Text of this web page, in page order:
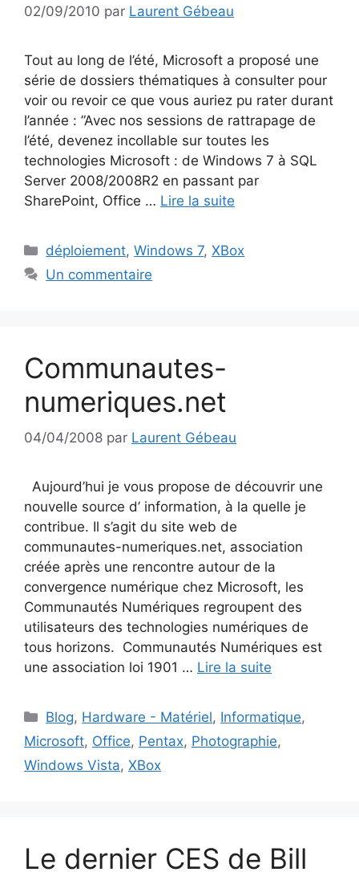
02/09/2010 par Laurent Gébeau
Tout au long de l’été, Microsoft a proposé une
série de dossiers thématiques à consulter pour
voir ou revoir ce que vous auriez pu rater durant
l’année : ”Avec nos sessions de rattrapage de
l’été, devenez incollable sur toutes les
technologies Microsoft : de Windows 7 à SQL
Server 2008/2008R2 en passant par
SharePoint, Office … Lire la suite
Catégories
déploiement,Windows 7,XBox
Un commentaire
Communautes-
numeriques.net
04/04/2008 par Laurent Gébeau
Aujourd’hui je vous propose de découvrir une
nouvelle source d’ information, à la quelle je
contribue. Il s’agit du site web de
communautes-numeriques.net, association
créée après une rencontre autour de la
convergence numérique chez Microsoft, les
Communautés Numériques regroupent des
utilisateurs des technologies numériques de
tous horizons. Communautés Numériques est
une association loi 1901 … Lire la suite
Catégories
Blog, Hardware - Matériel, Informatique,
Microsoft, Office, Pentax, Photographie,
Windows Vista, XBox
Le dernier CES de Bill